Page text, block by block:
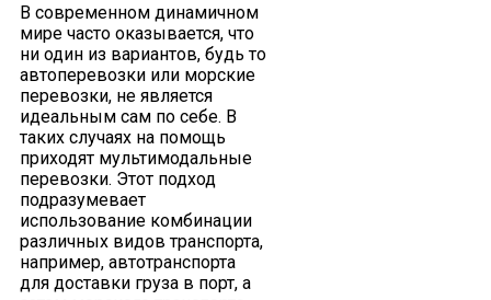
В современном динамичном
мире часто оказывается, что
ни один из вариантов, будь то
автоперевозки или морские
перевозки, не является
идеальным сам по себе. В
таких случаях на помощь
приходят мультимодальные
перевозки. Этот подход
подразумевает
использование комбинации
различных видов транспорта,
например, автотранспорта
для доставки груза в порт, а